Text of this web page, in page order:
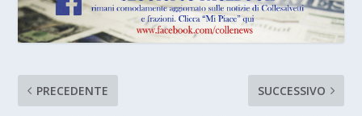
PRECEDENTE SUCCESSIVO